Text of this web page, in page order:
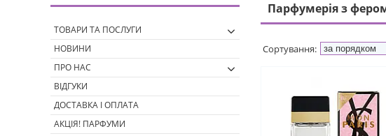
Парфумерія з
ТОВАРИ ТА ПОСЛУГИ
НОВИНИ
ПРО НАС
ВІДГУКИ
ДОСТАВКА І ОПЛАТА
АКЦІЯ! ПАРФУМИ